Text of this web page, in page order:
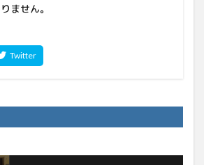
ません。